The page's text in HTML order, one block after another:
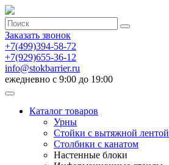
Заказать звонок
+7(499)394-58-72
+7(929)655-36-12
info@stokbarrier.ru
ежедневно с 9:00 до 19:00
Каталог товаров
Урны
Стойки с вытяжной лентой
Столбики с канатом
Настенные блоки